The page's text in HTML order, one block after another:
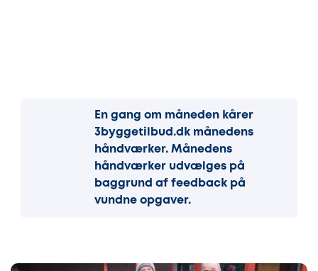
En gang om måneden kårer
3byggetilbud.dk månedens
håndværker. Månedens
håndværker udvælges på
baggrund af feedback på
vundne opgaver.